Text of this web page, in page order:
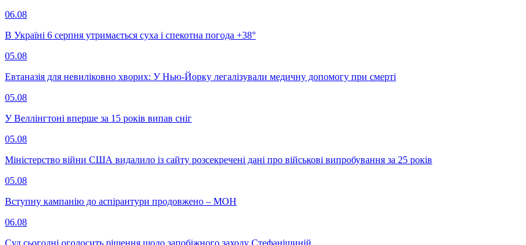
06.08
В Україні 6 серпня утримається суха і спекотна погода +38°
05.08
Евтаназія для невиліковно хворих: У Нью-Йорку легалізували медичну допомогу при смерті
05.08
У Веллінгтоні вперше за 15 років випав сніг
05.08
Міністерство війни США видалило із сайту розсекречені дані про військові випробування за 25 років
05.08
Вступну кампанію до аспірантури продовжено – МОН
06.08
Суд сьогодні оголосить рішення щодо запобіжного заходу Стефанішиній